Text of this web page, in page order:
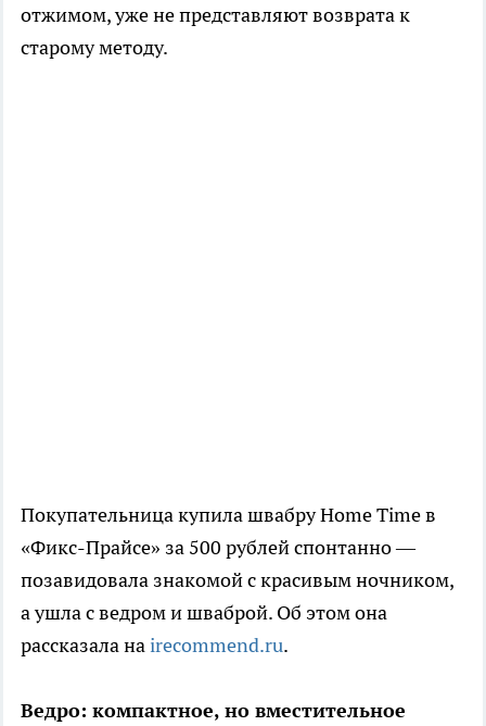
отжимом, уже не представляют возврата к
старому методу.
Покупательница купила швабру Home Time в
«Фикс-Прайсе» за 500 рублей спонтанно —
позавидовала знакомой с красивым ночником,
а ушла с ведром и шваброй. Об этом она
рассказала наirecommend.ru.
Ведро: компактное, но вместительное